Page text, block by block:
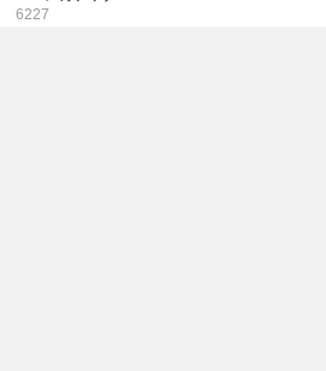
6227